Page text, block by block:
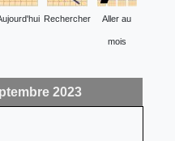
Rechercher Aller au
mois
2023